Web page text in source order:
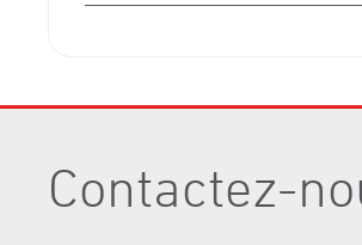
Contactez-